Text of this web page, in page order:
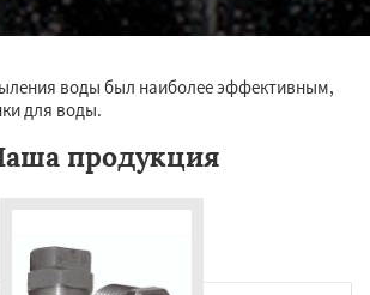
воды был наиболее эффективным,
для воды.
продукция